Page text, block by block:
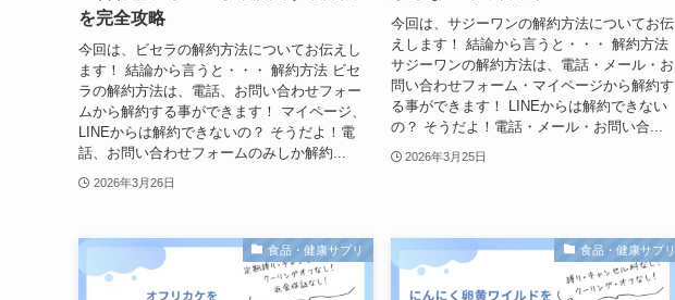
を完全攻略
今回は、ビセラの解約方法についてお伝えし
ます！ 結論から言うと・・・ 解約方法 ビセ
ラの解約方法は、電話、お問い合わせフォー
ムから解約する事ができます！ マイページ、
LINEからは解約できないの？ そうだよ！電
話、お問い合わせフォームのみしか解約...
2026年3月26日
今回は、サジーワンの解約方法についてお伝
えします！ 結論から言うと・・・ 解約方法
サジーワンの解約方法は、電話・メール・お
問い合わせフォーム・マイページから解約す
る事ができます！ LINEからは解約できない
の？ そうだよ！電話・メール・お問い合...
2026年3月25日
食品・健康サプリ 食品・健康サプリ